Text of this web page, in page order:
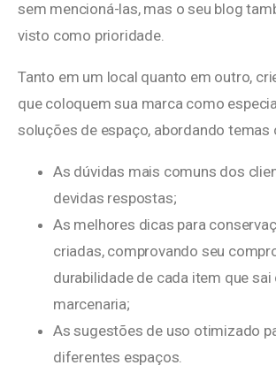
sem mencioná-las, mas o seu blog
visto como prioridade.
Tanto em um local quanto em outro,
que coloquem sua marca como
soluções de espaço, abordando temas
As dúvidas mais comuns dos
devidas respostas;
As melhores dicas para
criadas, comprovando seu
durabilidade de cada item que sai
marcenaria;
As sugestões de uso otimizado
diferentes espaços.